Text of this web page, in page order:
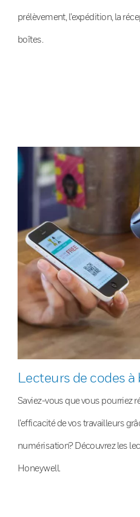
prélèvement, l’expédition, la
boîtes.
Lecteurs de codes à
Saviez-vous que vous pourriez
l’efficacité de vos travailleurs
numérisation? Découvrez les
Honeywell.